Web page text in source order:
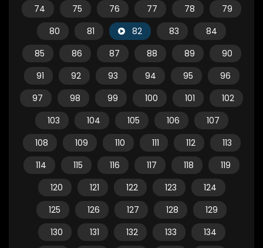
74
75 76 77 78
79
80
81 82 83
84
85
86 87 88 89
90
91
92 93 94 95
96
97
98 99 100 101
102
103
104 105 106
107
108
109 110 111 112
113
114
115 116 117 118
119
120
121 122 123
124
125
126 127 128
129
130
131 132 133
134